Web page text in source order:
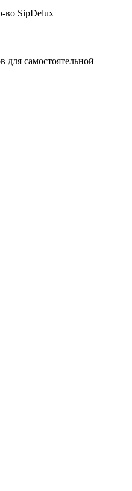
во SipDelux
для самостоятельной